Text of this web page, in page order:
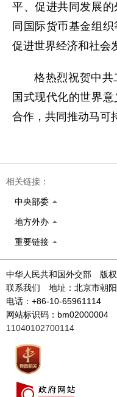
平、促进共同发展
同国际货币基金组
促进世界经济和社会
格热烈祝贺中共
国式现代化的世界
合作，共同推动马可
相关链接：
中央部委
地方外办
重要链接
中华人民共和国外交部 版
联系我们 地址：北京市朝
电话：+86-10-65961114
网站标识码：bm02000004
11040102700114